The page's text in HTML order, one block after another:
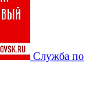
Служба по